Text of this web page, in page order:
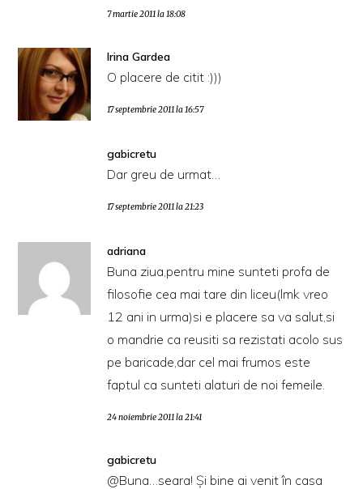
7 martie 2011 la 18:08
Irina Gardea
O placere de citit :)))
17 septembrie 2011 la 16:57
gabicretu
Dar greu de urmat…
17 septembrie 2011 la 21:23
adriana
Buna ziua,pentru mine sunteti profa de
filosofie cea mai tare din liceu(lmk vreo
12 ani in urma)si e placere sa va salut,si
o mandrie ca reusiti sa rezistati acolo sus
pe baricade,dar cel mai frumos este
faptul ca sunteti alaturi de noi femeile.
24 noiembrie 2011 la 21:41
gabicretu
@Buna…seara! Și bine ai venit în casa